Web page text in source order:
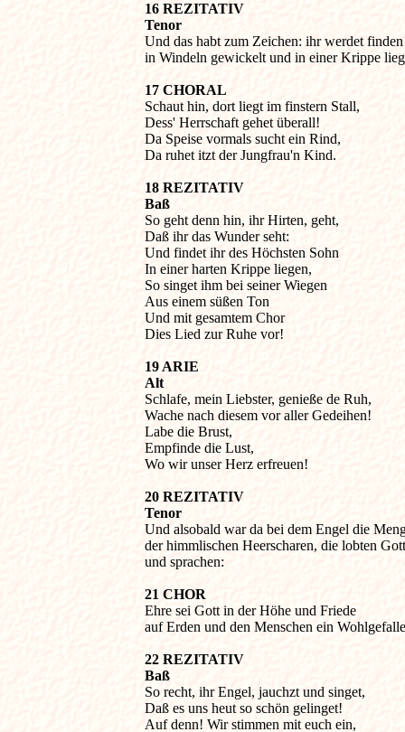
16 REZITATIV
Tenor
Und das habt zum Zeichen: ihr werdet
in Windeln gewickelt und in einer Krippe
17 CHORAL
Schaut hin, dort liegt im finstern Stall,
Dess' Herrschaft gehet überall!
Da Speise vormals sucht ein Rind,
Da ruhet itzt der Jungfrau'n Kind.
18 REZITATIV
Baß
So geht denn hin, ihr Hirten, geht,
Daß ihr das Wunder seht:
Und findet ihr des Höchsten Sohn
In einer harten Krippe liegen,
So singet ihm bei seiner Wiegen
Aus einem süßen Ton
Und mit gesamtem Chor
Dies Lied zur Ruhe vor!
19 ARIE
Alt
Schlafe, mein Liebster, genieße de Ruh,
Wache nach diesem vor aller Gedeihen!
Labe die Brust,
Empfinde die Lust,
Wo wir unser Herz erfreuen!
20 REZITATIV
Tenor
Und alsobald war da bei dem Engel die
der himmlischen Heerscharen, die lobten
und sprachen:
21 CHOR
Ehre sei Gott in der Höhe und Friede
auf Erden und den Menschen ein
22 REZITATIV
Baß
So recht, ihr Engel, jauchzt und singet,
Daß es uns heut so schön gelinget!
Auf denn! Wir stimmen mit euch ein,